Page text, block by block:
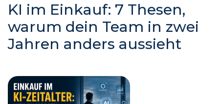
KI im Einkauf: 7 Thesen,
warum dein Team in zwei
Jahren anders aussieht